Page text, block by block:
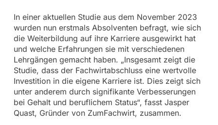
In einer aktuellen Studie aus dem November 2023
wurden nun erstmals Absolventen befragt, wie sich
die Weiterbildung auf ihre Karriere ausgewirkt hat
und welche Erfahrungen sie mit verschiedenen
Lehrgängen gemacht haben. „Insgesamt zeigt die
Studie, dass der Fachwirtabschluss eine wertvolle
Investition in die eigene Karriere ist. Dies zeigt sich
unter anderem durch signifikante Verbesserungen
bei Gehalt und beruflichem Status“, fasst Jasper
Quast, Gründer von ZumFachwirt, zusammen.